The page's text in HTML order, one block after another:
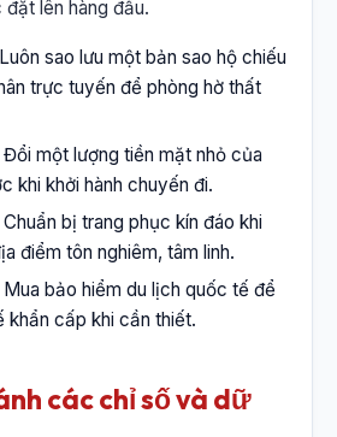
lên hàng đầu.
Luôn sao lưu một bản sao hộ chiếu
trực tuyến để phòng hờ thất
Đổi một lượng tiền mặt nhỏ của
khi khởi hành chuyến đi.
Chuẩn bị trang phục kín đáo khi
điểm tôn nghiêm, tâm linh.
Mua bảo hiểm du lịch quốc tế để
khẩn cấp khi cần thiết.
các chỉ số và dữ